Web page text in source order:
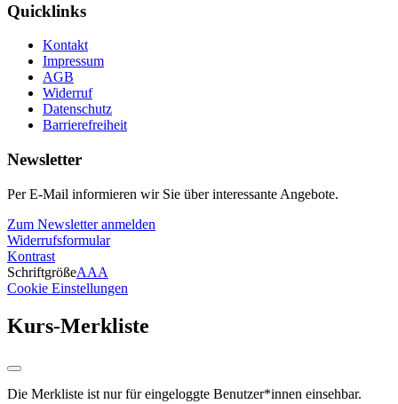
Quicklinks
Kontakt
Impressum
AGB
Widerruf
Datenschutz
Barrierefreiheit
Newsletter
Per E-Mail informieren wir Sie über interessante Angebote.
Zum Newsletter anmelden
Widerrufsformular
Kontrast
SchriftgrößeAAA
Cookie Einstellungen
Kurs-Merkliste
Die Merkliste ist nur für eingeloggte Benutzer*innen einsehbar.